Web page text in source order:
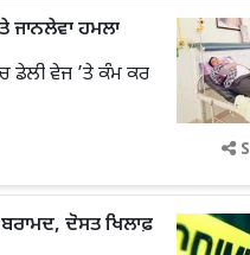
ਹਮਲਾ
ਡੇਲੀ ਵੇਜ ’ਤੇ ਕੰਮ ਕਰ
ਦੋਸਤ ਖਿਲਾਫ਼